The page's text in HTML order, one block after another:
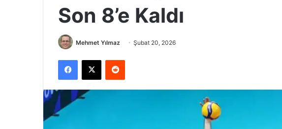
Son 8’e Kaldı
Mehmet Yılmaz Şubat 20, 2026
Facebook
X Reddit